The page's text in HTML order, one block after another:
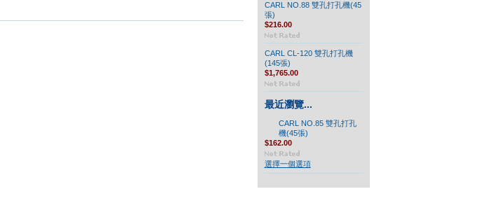
CARL NO.88 雙孔打孔機(45
張)
$216.00
CARL CL-120 雙孔打孔機
(145張)
$1,765.00
最近瀏覽...
CARL NO.85 雙孔打孔
機(45張)
$162.00
選擇一個選項